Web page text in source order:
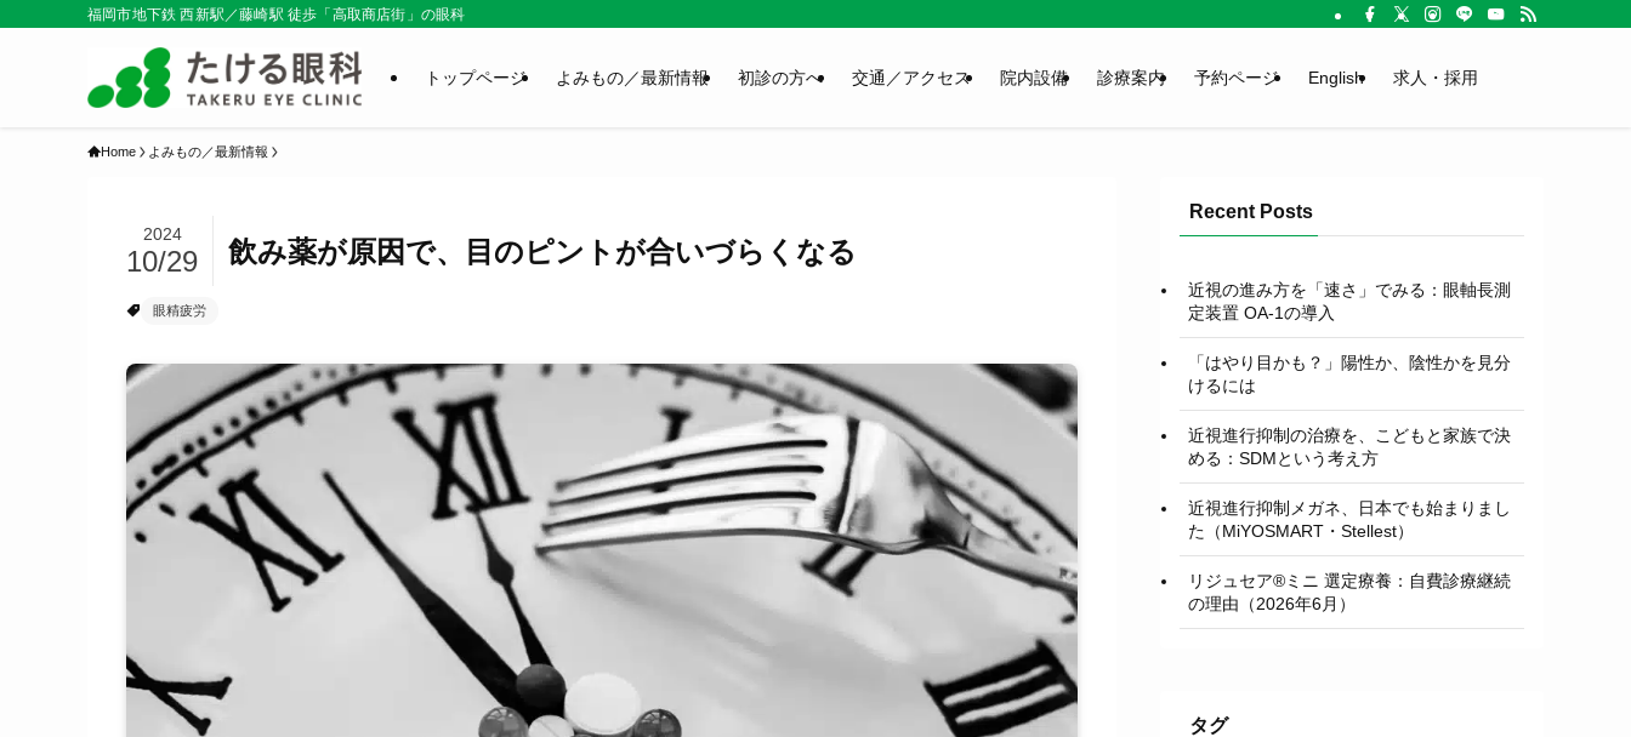
福岡市地下鉄 西新駅／藤崎駅 徒歩「高取商店街」の眼科
トップページ よみもの／最新情報 初診の方へ 交通／アクセス 院内設備 診療案内 予約ページ English 求人・採用
Home よみもの／最新情報
飲み薬が原因で、目のピントが合いづらくなる
2024
10/29
眼精疲労
Recent Posts
近視の進み方を「速さ」でみる：眼軸長測
定装置 OA-1の導入
「はやり目かも？」陽性か、陰性かを見分
けるには
近視進行抑制の治療を、こどもと家族で決
める：SDMという考え方
近視進行抑制メガネ、日本でも始まりまし
た（MiYOSMART・Stellest）
リジュセア®ミニ 選定療養：自費診療継続
の理由（2026年6月）
タグ